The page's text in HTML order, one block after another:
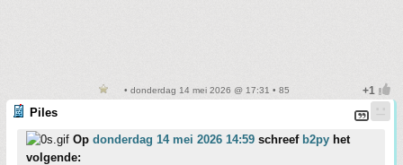
• donderdag 14 mei 2026 @ 17:31 • 85
Piles
Op donderdag 14 mei 2026 14:59 schreef b2py het
volgende: